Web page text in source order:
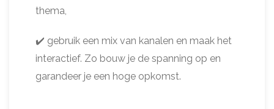
thema,
✔️ gebruik een mix van kanalen en maak het
interactief. Zo bouw je de spanning op en
garandeer je een hoge opkomst.